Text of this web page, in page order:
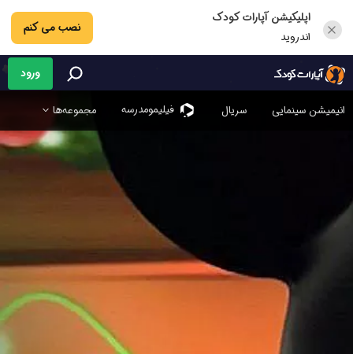
اپلیکیشن آپارات کودک
اندروید
نصب می کنم
انیمیشن سینمایی سریال فیلیمو‌مدرسه مجموعه‌ها
ورود